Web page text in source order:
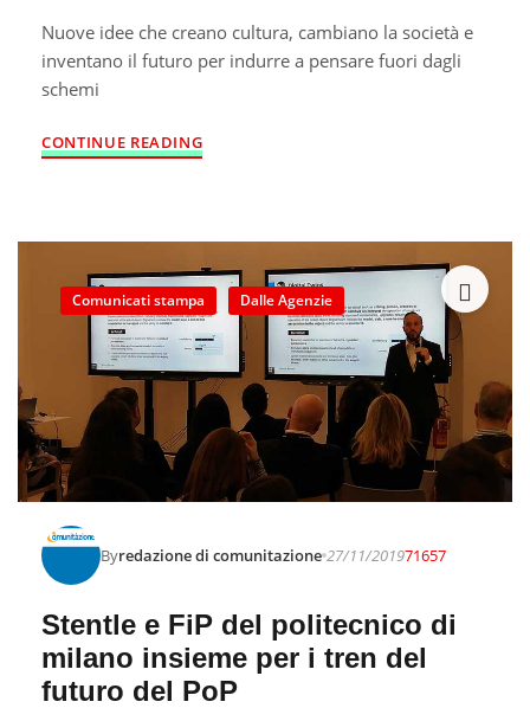
Nuove idee che creano cultura, cambiano la società e
inventano il futuro per indurre a pensare fuori dagli
schemi
CONTINUE READING
Comunicati stampa Dalle Agenzie
Byredazione di comunitazione 27/11/201971657
Stentle e FiP del politecnico di
milano insieme per i tren del
futuro del PoP